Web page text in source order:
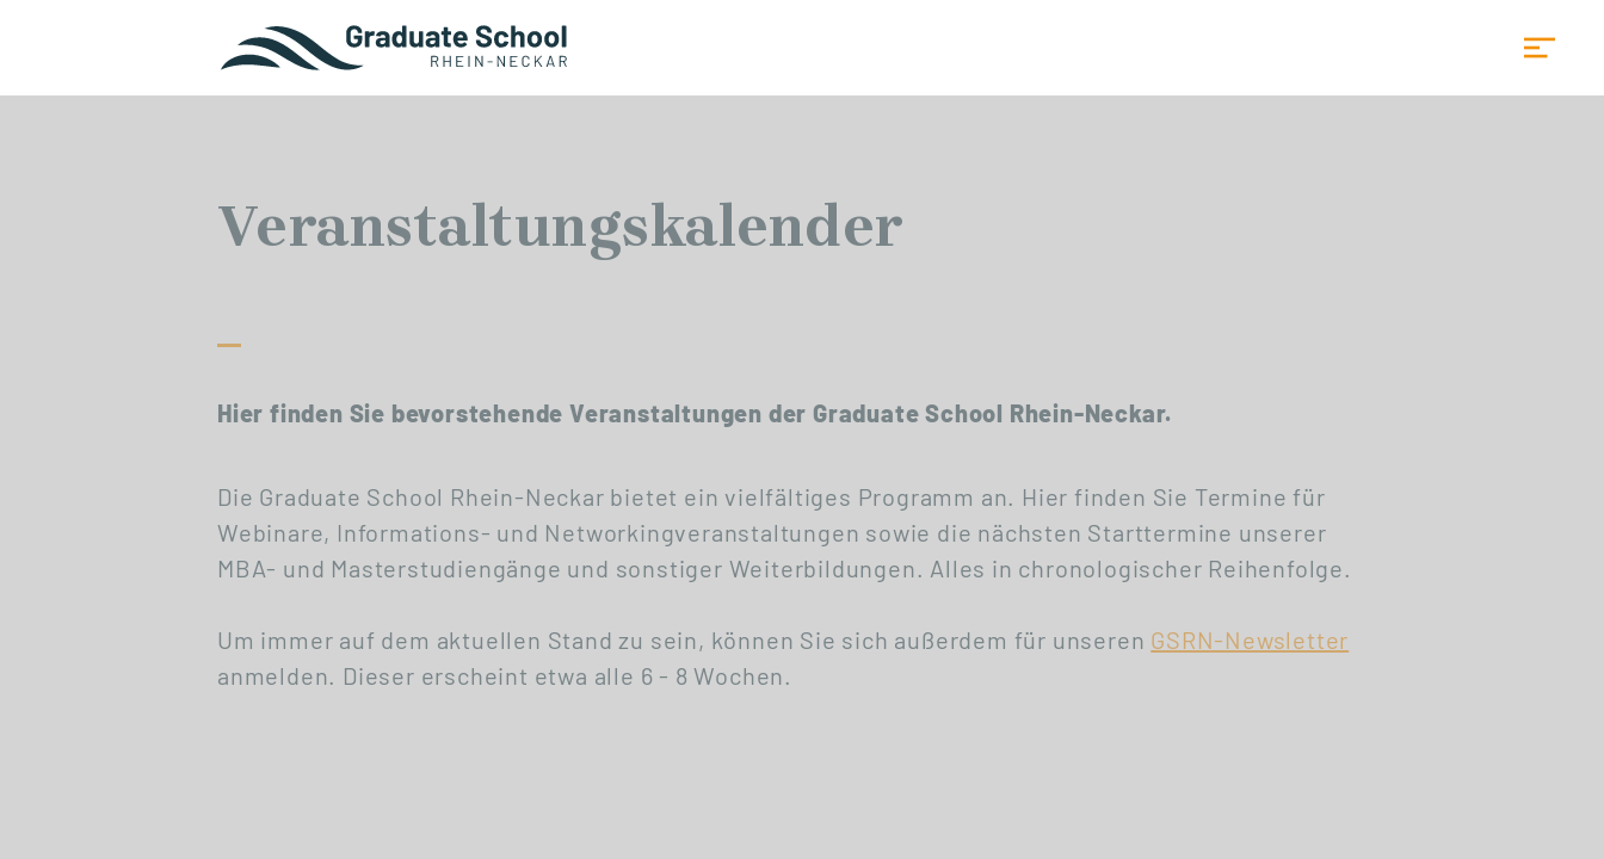
Veranstaltungskalender
Hier finden Sie bevorstehende Veranstaltungen der Graduate School Rhein-Neckar.
Die Graduate School Rhein-Neckar bietet ein vielfältiges Programm an. Hier finden Sie Termine für
Webinare, Informations- und Networkingveranstaltungen sowie die nächsten Starttermine unserer
MBA- und Masterstudiengänge und sonstiger Weiterbildungen. Alles in chronologischer Reihenfolge.
Um immer auf dem aktuellen Stand zu sein, können Sie sich außerdem für unseren GSRN-Newsletter
anmelden. Dieser erscheint etwa alle 6 - 8 Wochen.